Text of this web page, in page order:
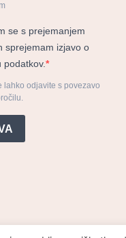
se s prejemanjem
sprejemam izjavo o
podatkov.
lahko odjavite s povezavo